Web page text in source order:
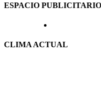
ESPACIO PUBLICITARIO
CLIMA ACTUAL